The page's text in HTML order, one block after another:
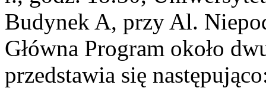
Budynek A, przy Al.
Główna Program około
przedstawia się